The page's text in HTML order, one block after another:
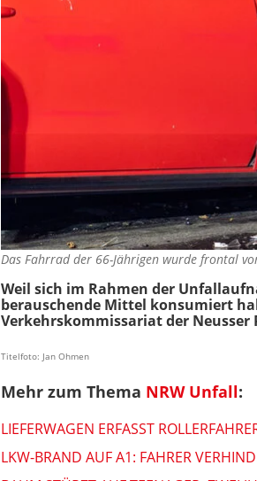
Das Fahrrad der 66-Jährigen wurde frontal
Weil sich im Rahmen der
berauschende Mittel konsumiert
Verkehrskommissariat der Neusser
Titelfoto: Jan Ohmen
Mehr zum Thema NRW Unfall:
LIEFERWAGEN ERFASST
LKW-BRAND AUF A1: FAHRER